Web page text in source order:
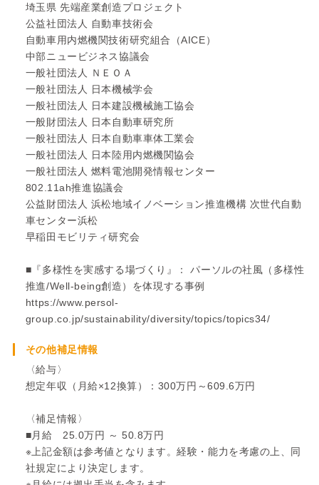
埼玉県 先端産業創造プロジェクト
公益社団法人 自動車技術会
自動車用内燃機関技術研究組合（AICE）
中部ニュービジネス協議会
一般社団法人 ＮＥＯＡ
一般社団法人 日本機械学会
一般社団法人 日本建設機械施工協会
一般財団法人 日本自動車研究所
一般社団法人 日本自動車車体工業会
一般社団法人 日本陸用内燃機関協会
一般社団法人 燃料電池開発情報センター
802.11ah推進協議会
公益財団法人 浜松地域イノベーション推進機構 次世代自動
車センター浜松
早稲田モビリティ研究会
■『多様性を実感する場づくり』： パーソルの社風（多様性
推進/Well-being創造）を体現する事例
https://www.persol-
group.co.jp/sustainability/diversity/topics/topics34/
その他補足情報
〈給与〉
想定年収（月給×12換算）：300万円～609.6万円
〈補足情報〉
■月給 25.0万円 ～ 50.8万円
※上記金額は参考値となります。経験・能力を考慮の上、同
社規定により決定します。